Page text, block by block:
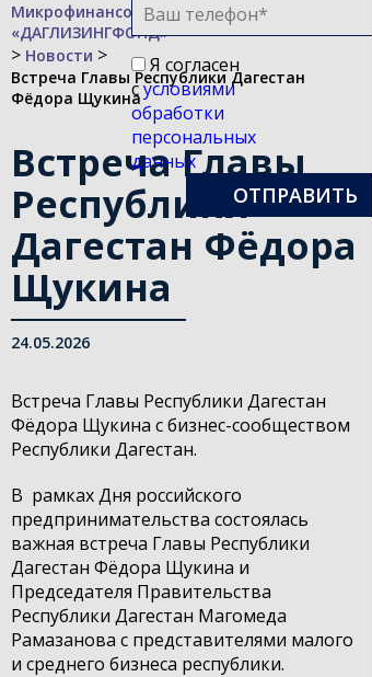
Я согласен
сусловиями
обработки
персональных
данных
Микрофинансовая компания
«ДАГЛИЗИНГФОНД»
> Новости >
Встреча Главы Республики Дагестан
Фёдора Щукина
Встреча Главы
Республики
Дагестан Фёдора
Щукина
24.05.2026
Встреча Главы Республики Дагестан
Фёдора Щукина с бизнес-сообществом
Республики Дагестан.
В рамках Дня российского
предпринимательства состоялась
важная встреча Главы Республики
Дагестан Фёдора Щукина и
Председателя Правительства
Республики Дагестан Магомеда
Рамазанова с представителями малого
и среднего бизнеса республики.